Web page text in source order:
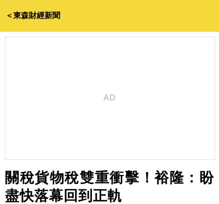
＜東森財經新聞
關稅貨物稅雙重衝擊！裕隆：盼
盡快落幕回到正軌